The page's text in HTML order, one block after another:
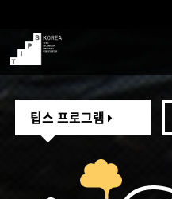
TIPS
팁스 프로그램